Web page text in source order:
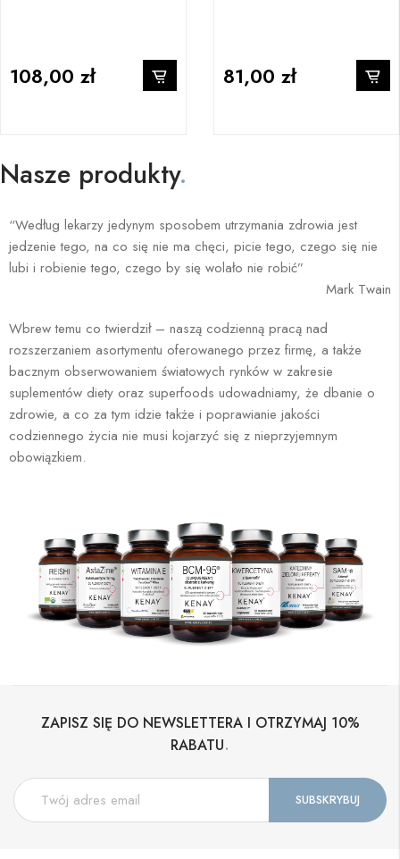
108,00 zł 81,00 zł
Nasze produkty.
“Według lekarzy jedynym sposobem utrzymania zdrowia jest
jedzenie tego, na co się nie ma chęci, picie tego, czego się nie
lubi i robienie tego, czego by się wolało nie robić”
Mark Twain
Wbrew temu co twierdził – naszą codzienną pracą nad
rozszerzaniem asortymentu oferowanego przez firmę, a także
bacznym obserwowaniem światowych rynków w zakresie
suplementów diety oraz superfoods udowadniamy, że dbanie o
zdrowie, a co za tym idzie także i poprawianie jakości
codziennego życia nie musi kojarzyć się z nieprzyjemnym
obowiązkiem.
ZAPISZ SIĘ DO NEWSLETTERA I OTRZYMAJ 10%
RABATU.